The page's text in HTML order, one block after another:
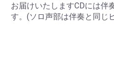
お届けいたしますCDには伴
す。(ソロ声部は伴奏と同じ